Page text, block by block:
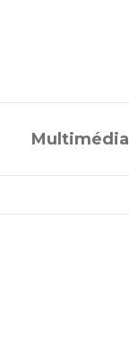
Multimédia